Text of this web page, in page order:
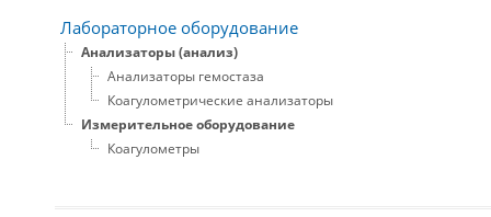
Лабораторное оборудование
Анализаторы (анализ)
Анализаторы гемостаза
Коагулометрические анализаторы
Измерительное оборудование
Коагулометры